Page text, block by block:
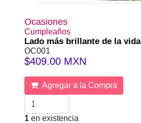
Ocasiones
Cumpleaños
Lado más brillante de la vida
OC001
$409.00 MXN
Agregar a la Compra
1en existencia